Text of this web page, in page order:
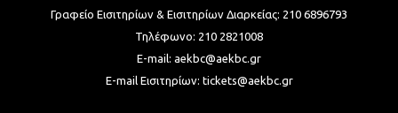
Γραφείο Εισιτηρίων & Εισιτηρίων Διαρκείας: 210 6896793
Τηλέφωνο: 210 2821008
E-mail: aekbc@aekbc.gr
E-mail Εισιτηρίων: tickets@aekbc.gr